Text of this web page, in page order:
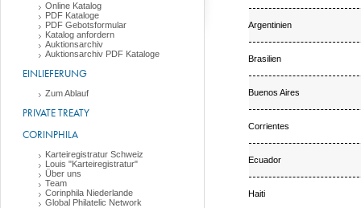
Online Katalog
PDF Kataloge
PDF Gebotsformular
Katalog anfordern
Auktionsarchiv
Auktionsarchiv PDF Kataloge
EINLIEFERUNG
Zum Ablauf
PRIVATE TREATY
CORINPHILA
Karteiregistratur Schweiz
Louis "Karteiregistratur"
Über uns
Team
Corinphila Niederlande
Global Philatelic Network
Argentinien
Brasilien
Buenos Aires
Corrientes
Ecuador
Haiti